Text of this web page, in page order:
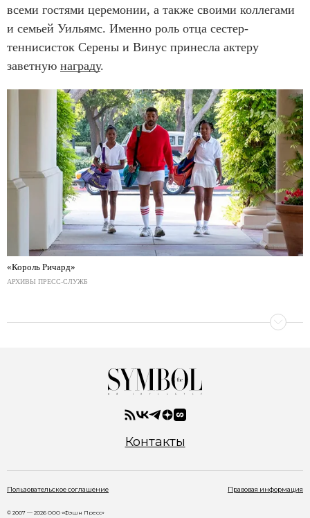
всеми гостями церемонии, а также своими коллегами
и семьей Уильямс. Именно роль отца сестер-
теннисисток Серены и Винус принесла актеру
заветную награду.
«Король Ричард»
АРХИВЫ ПРЕСС-СЛУЖБ
Контакты
Пользовательское соглашение Правовая информация
© 2007 — 2026 ООО «Фэшн Пресс»